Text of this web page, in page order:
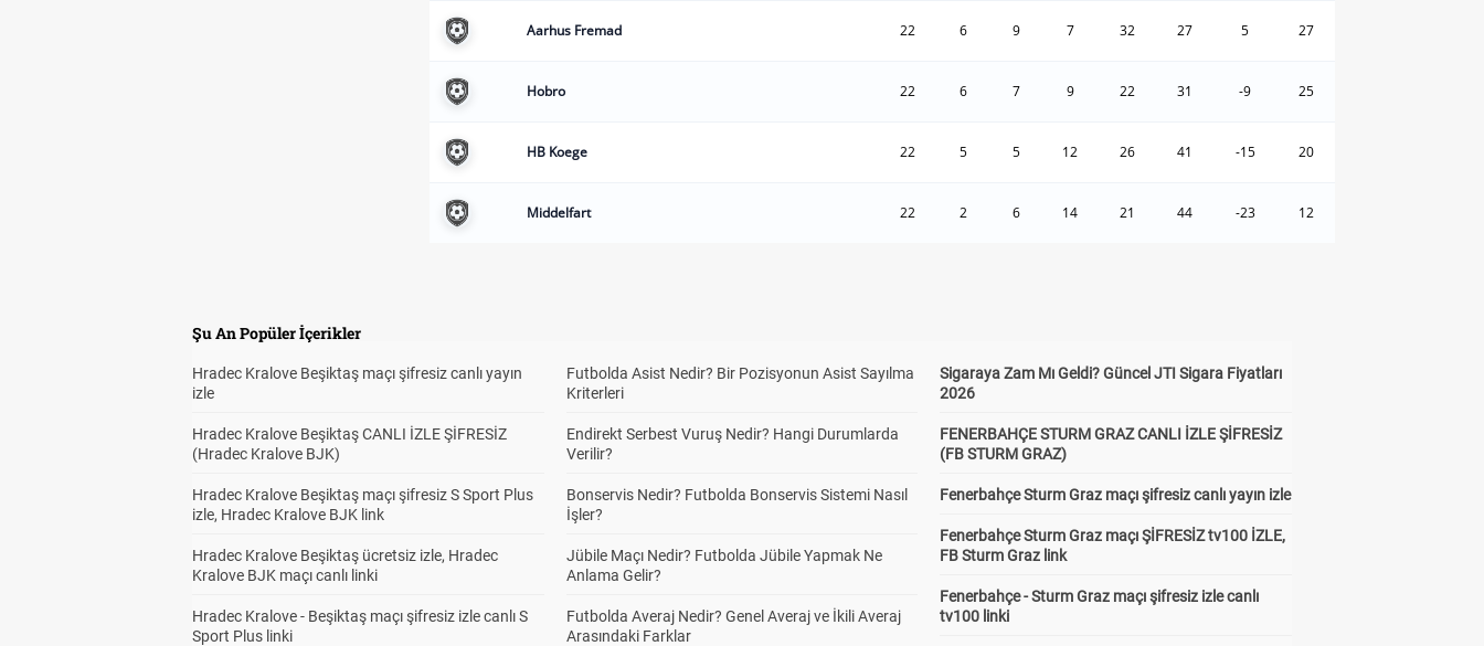
Aarhus Fremad 22 6 9 7 32 27 5 27
Hobro 22 6 7 9 22 31 -9 25
HB Koege 22 5 5 12 26 41 -15 20
Middelfart 22 2 6 14 21 44 -23 12
Şu An Popüler İçerikler
Hradec Kralove Beşiktaş maçı şifresiz canlı yayın
izle
Hradec Kralove Beşiktaş CANLI İZLE ŞİFRESİZ
(Hradec Kralove BJK)
Hradec Kralove Beşiktaş maçı şifresiz S Sport Plus
izle, Hradec Kralove BJK link
Hradec Kralove Beşiktaş ücretsiz izle, Hradec
Kralove BJK maçı canlı linki
Hradec Kralove - Beşiktaş maçı şifresiz izle canlı S
Sport Plus linki
Futbolda Asist Nedir? Bir Pozisyonun Asist Sayılma
Kriterleri
Endirekt Serbest Vuruş Nedir? Hangi Durumlarda
Verilir?
Bonservis Nedir? Futbolda Bonservis Sistemi Nasıl
İşler?
Jübile Maçı Nedir? Futbolda Jübile Yapmak Ne
Anlama Gelir?
Futbolda Averaj Nedir? Genel Averaj ve İkili Averaj
Arasındaki Farklar
Sigaraya Zam Mı Geldi? Güncel JTI Sigara Fiyatları
2026
FENERBAHÇE STURM GRAZ CANLI İZLE ŞİFRESİZ
(FB STURM GRAZ)
Fenerbahçe Sturm Graz maçı şifresiz canlı yayın izle
Fenerbahçe Sturm Graz maçı ŞİFRESİZ tv100 İZLE,
FB Sturm Graz link
Fenerbahçe - Sturm Graz maçı şifresiz izle canlı
tv100 linki